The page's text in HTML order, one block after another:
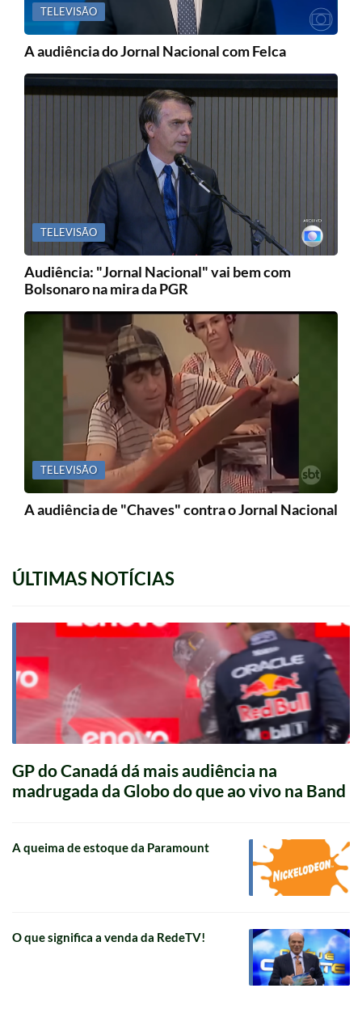
TELEVISÃO
A audiência do Jornal Nacional com Felca
TELEVISÃO
Audiência: "Jornal Nacional" vai bem com
Bolsonaro na mira da PGR
TELEVISÃO
A audiência de "Chaves" contra o Jornal Nacional
ÚLTIMAS NOTÍCIAS
GP do Canadá dá mais audiência na
madrugada da Globo do que ao vivo na Band
A queima de estoque da Paramount
O que significa a venda da RedeTV!